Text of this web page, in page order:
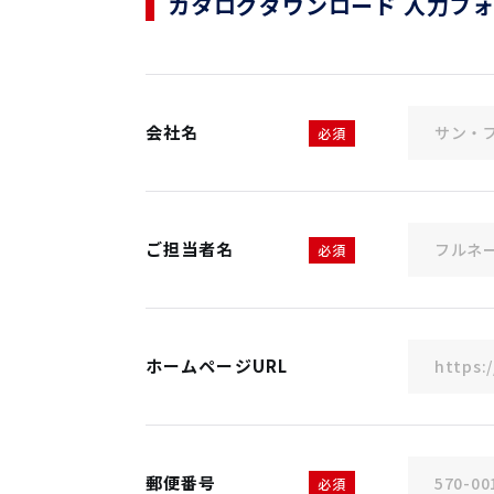
会社名 必須
ご担当者名 必須
ホームページURL
郵便番号 必須